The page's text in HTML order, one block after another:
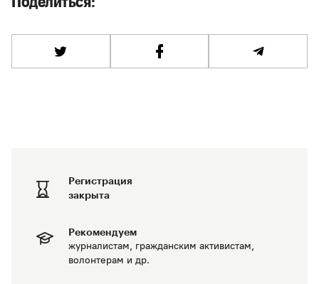
Регистрация
закрыта
Рекомендуем
журналистам, гражданским активистам,
волонтерам и др.